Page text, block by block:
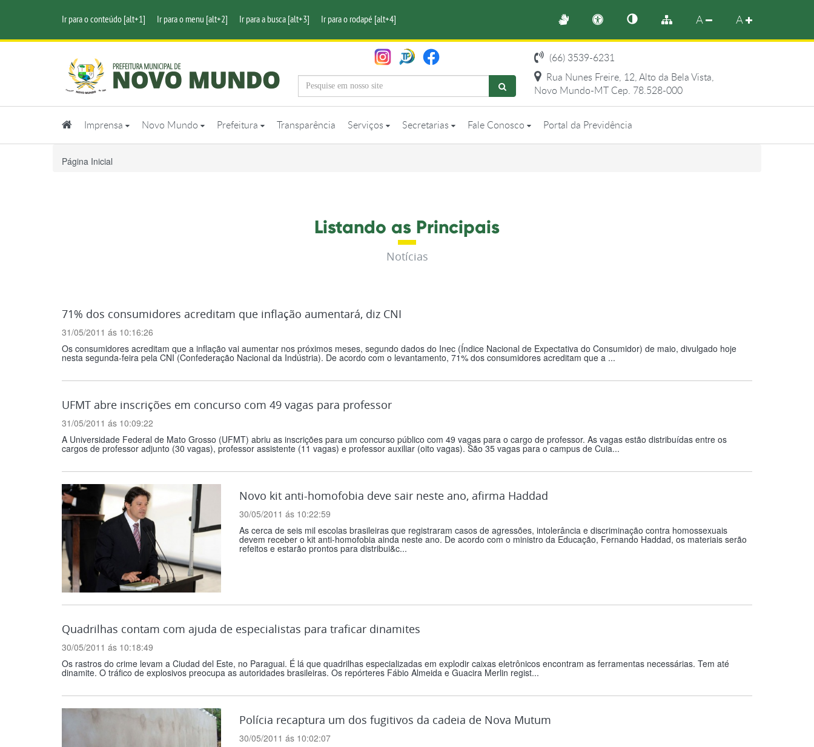
Ir para o conteúdo [alt+1] Ir para o menu [alt+2] Ir para a busca [alt+3] Ir para o rodapé [alt+4] A A
(66) 3539-6231
Rua Nunes Freire, 12, Alto da Bela Vista,
Novo Mundo-MT Cep. 78.528-000
Imprensa Novo Mundo Prefeitura Transparência Serviços Secretarias Fale Conosco Portal da Previdência
Página Inicial
Listando as Principais
Notícias
71% dos consumidores acreditam que inflação aumentará, diz CNI
31/05/2011 ás 10:16:26
Os consumidores acreditam que a inflação vai aumentar nos próximos meses, segundo dados do Inec (Índice Nacional de Expectativa do Consumidor) de maio, divulgado hoje
nesta segunda-feira pela CNI (Confederação Nacional da Indústria). De acordo com o levantamento, 71% dos consumidores acreditam que a ...
UFMT abre inscrições em concurso com 49 vagas para professor
31/05/2011 ás 10:09:22
A Universidade Federal de Mato Grosso (UFMT) abriu as inscrições para um concurso público com 49 vagas para o cargo de professor. As vagas estão distribuídas entre os
cargos de professor adjunto (30 vagas), professor assistente (11 vagas) e professor auxiliar (oito vagas). São 35 vagas para o campus de Cuia...
Novo kit anti-homofobia deve sair neste ano, afirma Haddad
30/05/2011 ás 10:22:59
As cerca de seis mil escolas brasileiras que registraram casos de agressões, intolerância e discriminação contra homossexuais
devem receber o kit anti-homofobia ainda neste ano. De acordo com o ministro da Educação, Fernando Haddad, os materiais serão
refeitos e estarão prontos para distribui&c...
Quadrilhas contam com ajuda de especialistas para traficar dinamites
30/05/2011 ás 10:18:49
Os rastros do crime levam a Ciudad del Este, no Paraguai. É lá que quadrilhas especializadas em explodir caixas eletrônicos encontram as ferramentas necessárias. Tem até
dinamite. O tráfico de explosivos preocupa as autoridades brasileiras. Os repórteres Fábio Almeida e Guacira Merlin regist...
Polícia recaptura um dos fugitivos da cadeia de Nova Mutum
30/05/2011 ás 10:02:07